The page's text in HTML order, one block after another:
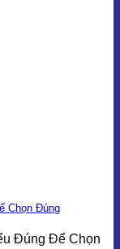
Chọn Đúng
Đúng Để Chọn